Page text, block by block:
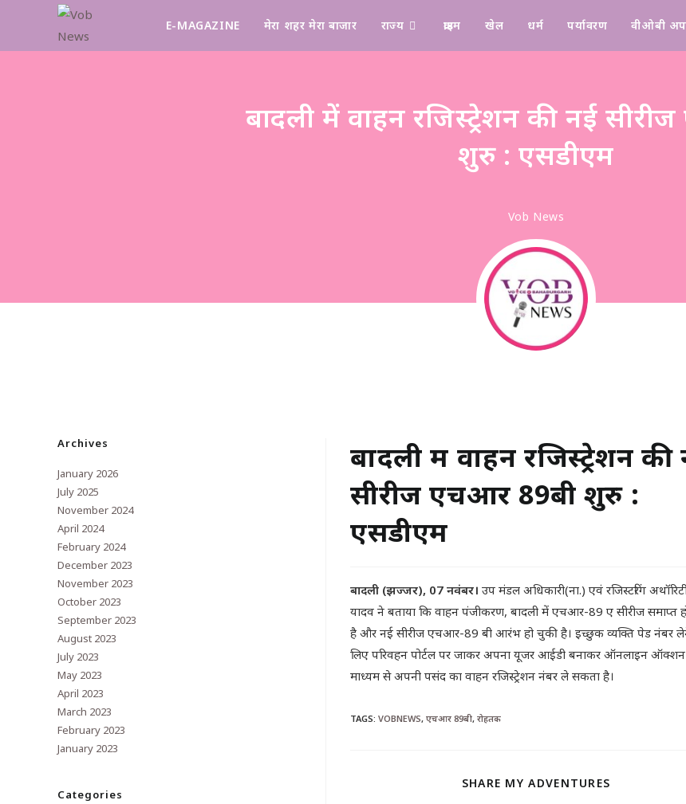
E-MAGAZINE मेरा शहर मेरा बाजार राज्य क्राइम खेल धर्म पर्यावरण वीओबी
बादली में वाहन रजिस्ट्रेशन की नई
शुरु : एसडीएम
Vob News
बादली में वाहन रजिस्ट्रेशन की
सीरीज एचआर 89बी शुरु :
एसडीएम
बादली (झज्जर), 07 नवंबर। उप मंडल अधिकारी(ना.) एवं रजिस्टरिंग
यादव ने बताया कि वाहन पंजीकरण, बादली में एचआर-89 ए सीरीज समाप्त
है और नई सीरीज एचआर-89 बी आरंभ हो चुकी है। इच्छुक व्यक्ति पेड नंबर
लिए परिवहन पोर्टल पर जाकर अपना यूजर आईडी बनाकर ऑनलाइन
माध्यम से अपनी पसंद का वाहन रजिस्ट्रेशन नंबर ले सकता है।
TAGS: VOBNEWS, एचआर 89बी, रोहतक
SHARE MY ADVENTURES
Archives
January 2026
July 2025
November 2024
April 2024
February 2024
December 2023
November 2023
October 2023
September 2023
August 2023
July 2023
May 2023
April 2023
March 2023
February 2023
January 2023
Categories
Design & Manage By Digital Drolia